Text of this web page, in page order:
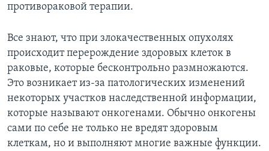
НЬЮ-ЙОРК NEW YORK
АМЕРИКА. БОЛЬШОЕ ПУТЕШЕСТВИЕ
ТЕСТЫ
ВИДЕО
ПОДПИСКА НА НОВОСТИ
Learning English
СОЦИАЛЬНЫЕ СЕТИ
противораковой терапии.
Все знают, что при злокачественных опухолях
происходит перерождение здоровых клеток в
раковые, которые бесконтрольно размножаются.
Это возникает из-за патологических изменений
некоторых участков наследственной информации,
которые называют онкогенами. Обычно онкогены
сами по себе не только не вредят здоровым
клеткам, но и выполняют многие важные функции.